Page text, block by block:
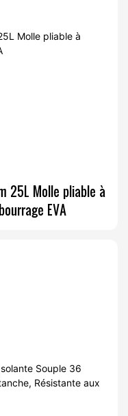
25L Molle pliable à
EVA